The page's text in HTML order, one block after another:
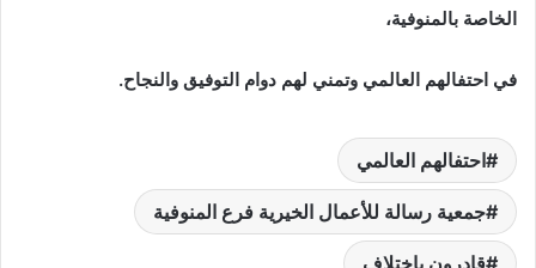
الخاصة بالمنوفية،
في احتفالهم العالمي وتمني لهم دوام التوفيق والنجاح.
احتفالهم العالمي
جمعية رسالة للأعمال الخيرية فرع المنوفية
قادرون بإختلاف